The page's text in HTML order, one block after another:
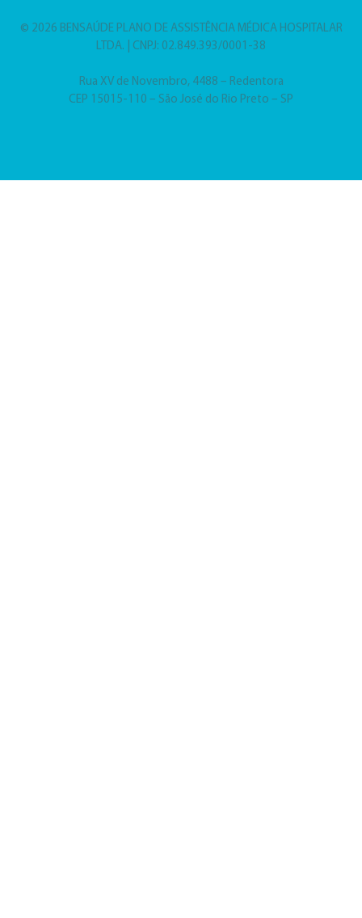
© 2026 BENSAÚDE PLANO DE ASSISTÊNCIA MÉDICA HOSPITALAR
LTDA. | CNPJ: 02.849.393/0001-38
Rua XV de Novembro, 4488 – Redentora
CEP 15015-110 – São José do Rio Preto – SP